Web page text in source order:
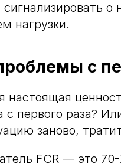
о
нагрузки.
с
настоящая
с первого раза?
заново,
FCR — это